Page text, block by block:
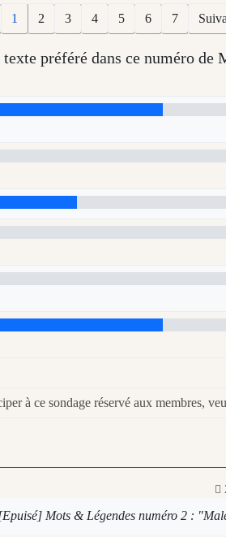
1 2 3 4 5 6 7
préféré dans ce numéro de
à ce sondage réservé aux membres,
Mots & Légendes numéro 2 :